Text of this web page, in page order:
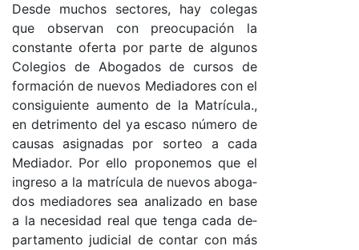
Des­de mu­chos sec­to­res, hay co­le­gas
que ob­ser­van con preo­cu­pa­ción la
cons­tan­te ofer­ta por par­te de al­gu­nos
Co­le­gios de Abo­ga­dos de cur­sos de
for­ma­ción de nue­vos Me­dia­do­res con el
con­si­guien­te au­men­to de la Ma­trí­cu­la.,
en de­tri­men­to del ya es­ca­so nú­me­ro de
cau­sas asig­na­das por sor­teo a ca­da
Me­dia­do­r. Por ello pro­po­ne­mos que el
in­gre­so a la ma­trí­cu­la de nue­vos abo­ga­
dos me­dia­do­res sea ana­li­za­do en ba­se
a la ne­ce­si­dad real que ten­ga ca­da de­
par­ta­men­to ju­di­cial de con­tar con más